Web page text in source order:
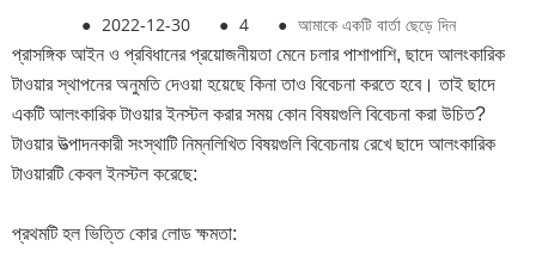
● 2022-12-30 ● 4 ● আমাকে একটি বার্তা ছেড়ে দিন
প্রাসঙ্গিক আইন ও প্রবিধানের প্রয়োজনীয়তা মেনে চলার পাশাপাশি, ছাদে আলংকারিক
টাওয়ার স্থাপনের অনুমতি দেওয়া হয়েছে কিনা তাও বিবেচনা করতে হবে। তাই ছাদে
একটি আলংকারিক টাওয়ার ইনস্টল করার সময় কোন বিষয়গুলি বিবেচনা করা উচিত?
টাওয়ার উত্পাদনকারী সংস্থাটি নিম্নলিখিত বিষয়গুলি বিবেচনায় রেখে ছাদে আলংকারিক
টাওয়ারটি কেবল ইনস্টল করেছে:
প্রথমটি হল ভিত্তি কোর লোড ক্ষমতা: